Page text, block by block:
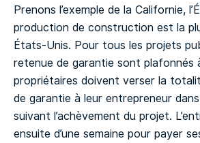
Prenons l’exemple de la Californie,
production de construction est la
États-Unis. Pour tous les projets
retenue de garantie sont plafonnés
propriétaires doivent verser la
de garantie à leur entrepreneur
suivant l’achèvement du projet.
ensuite d’une semaine pour payer